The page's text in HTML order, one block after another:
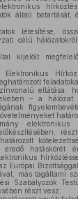
általi betartását,
létesítése,
célú
kijelölt
ellátása,
– a hálózat
elektronikus
eredő hatáskörét
Európai
más tagállami
Szabályozók
részt vesz;